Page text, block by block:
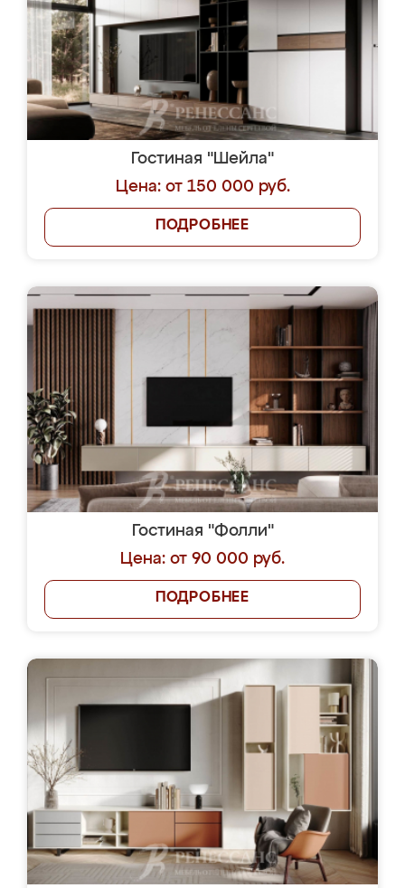
Гостиная "Шейла"
Цена: от 150 000 руб.
ПОДРОБНЕЕ
Гостиная "Фолли"
Цена: от 90 000 руб.
ПОДРОБНЕЕ